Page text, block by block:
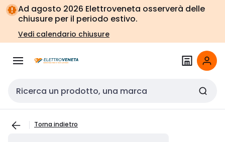
Vai alla
navigazione
Vai
alla
pagina
Ad agosto 2026 Elettroveneta osserverà delle
chiusure per il periodo estivo.
Vedi calendario chiusure
Cerca input
Torna indietro